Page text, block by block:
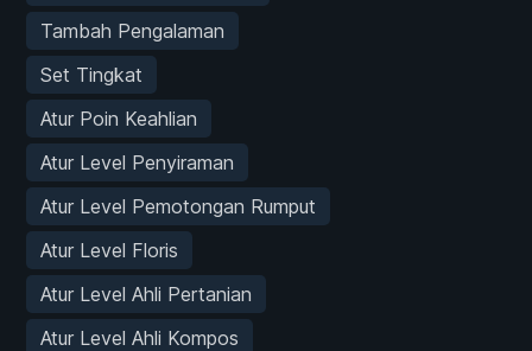
Tambah Pengalaman
Set Tingkat
Atur Poin Keahlian
Atur Level Penyiraman
Atur Level Pemotongan Rumput
Atur Level Floris
Atur Level Ahli Pertanian
Atur Level Ahli Kompos